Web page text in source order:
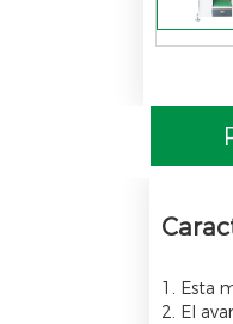
1. Esta
2. El